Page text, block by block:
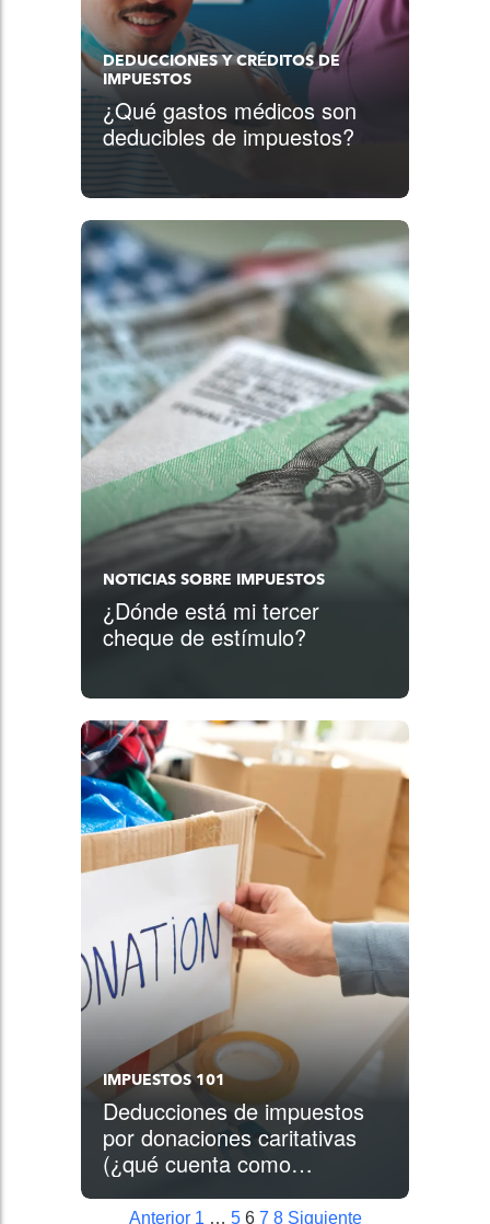
DEDUCCIONES Y CRÉDITOS DE
IMPUESTOS
¿Qué gastos médicos son
deducibles de impuestos?
NOTICIAS SOBRE IMPUESTOS
¿Dónde está mi tercer
cheque de estímulo?
IMPUESTOS 101
Deducciones de impuestos
por donaciones caritativas
(¿qué cuenta como
Anterior 1 … 5 6 7 8 Siguiente